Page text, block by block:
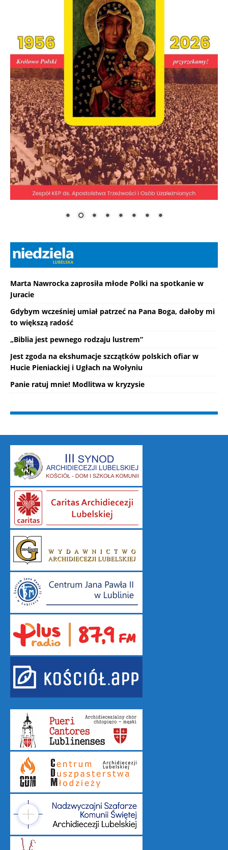
Marta Nawrocka zaprosiła młode Polki na spotkanie w
Juracie
Gdybym wcześniej umiał patrzeć na Pana Boga, dałoby mi
to większą radość
„Biblia jest pewnego rodzaju lustrem”
Jest zgoda na ekshumacje szczątków polskich ofiar w
Hucie Pieniackiej i Ugłach na Wołyniu
Panie ratuj mnie! Modlitwa w kryzysie